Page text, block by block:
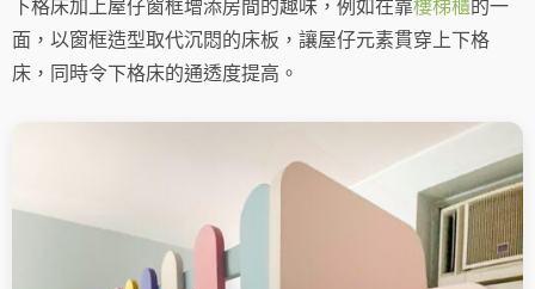
下格床加上屋仔窗框增添房間的趣味，例如在靠樓梯櫃的一
面，以窗框造型取代沉悶的床板，讓屋仔元素貫穿上下格
床，同時令下格床的通透度提高。